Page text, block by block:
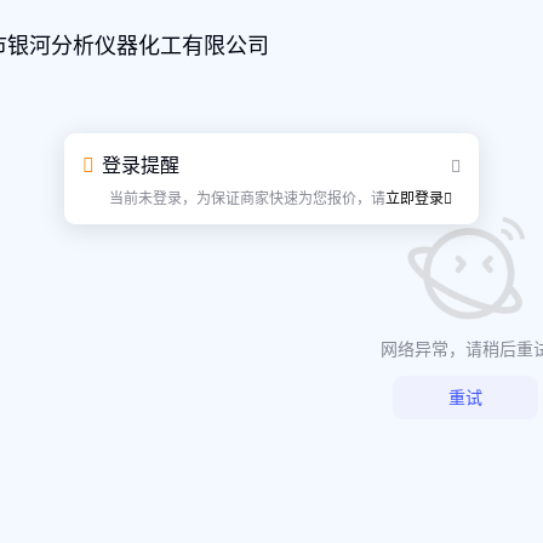
银河分析仪器化工有限公司
登录提醒
当前未登录，为保证商家快速为您报价，请立即登录
网络异常，请稍后重
重试